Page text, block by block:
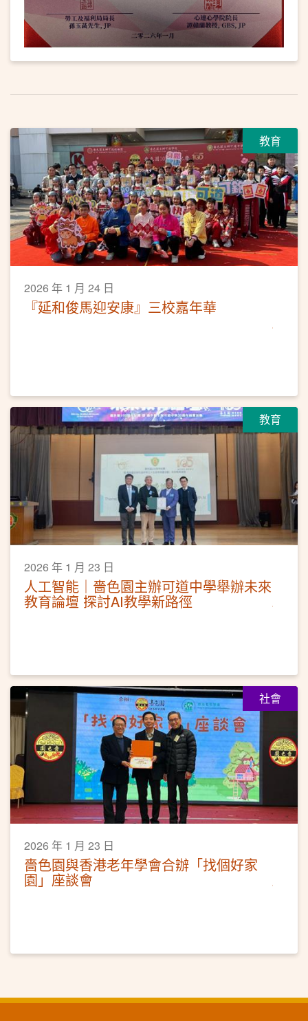
教育
2026 年 1 月 24 日
『延和俊馬迎安康』三校嘉年華
教育
2026 年 1 月 23 日
人工智能｜嗇色園主辦可道中學舉辦未來
教育論壇 探討AI教學新路徑
社會
2026 年 1 月 23 日
嗇色園與香港老年學會合辦「找個好家
園」座談會